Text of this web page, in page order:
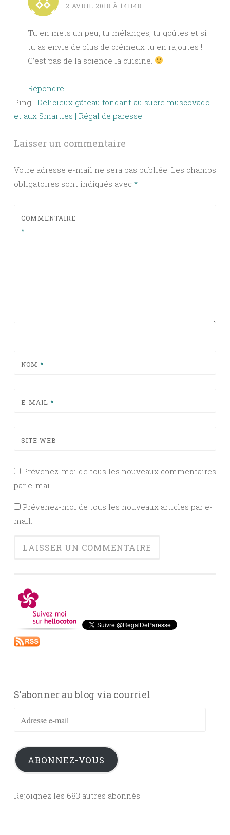
2 AVRIL 2018 À 14H48
Tu en mets un peu, tu mélanges, tu goûtes et si
tu as envie de plus de crémeux tu en rajoutes !
C’est pas de la science la cuisine.
Répondre
Ping : Délicieux gâteau fondant au sucre muscovado
et aux Smarties | Régal de paresse
Laisser un commentaire
Votre adresse e-mail ne sera pas publiée. Les champs
obligatoires sont indiqués avec *
COMMENTAIRE
*
NOM *
E-MAIL *
SITE WEB
Prévenez-moi de tous les nouveaux commentaires
par e-mail.
Prévenez-moi de tous les nouveaux articles par e-
mail.
S'abonner au blog via courriel
Adresse
mail
ABONNEZ-VOUS
Rejoignez les 683 autres abonnés